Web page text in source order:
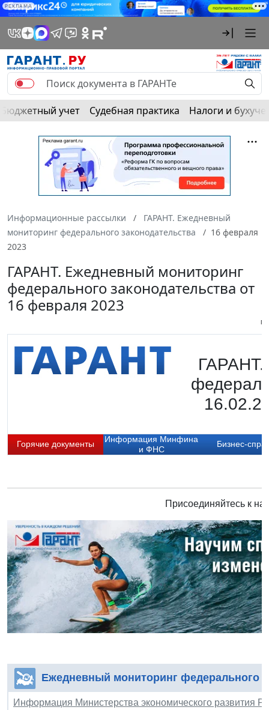
РЕКЛАМА
Бюджетный учет Судебная практика Налоги и
Информационные рассылки
ГАРАНТ. Ежедневный
мониторинг федерального законодательства
16 февраля
2023
ГАРАНТ. Ежедневный мониторинг
федерального законодательства от
16 февраля 2023
ГАРАНТ.
Горячие документы
Информация Минфина
и ФНС
Бизнес-
Присоединяйтесь к
Ежедневный мониторинг федерального
Информация Министерства экономического развития